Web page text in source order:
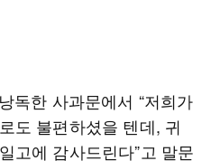
독한 사과문에서 “저희가
도 불편하셨을 텐데, 귀
고에 감사드린다”고 말문